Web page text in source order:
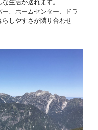
生活が送れます。
、ホームセンター、ドラ
しやすさが隣り合わせ